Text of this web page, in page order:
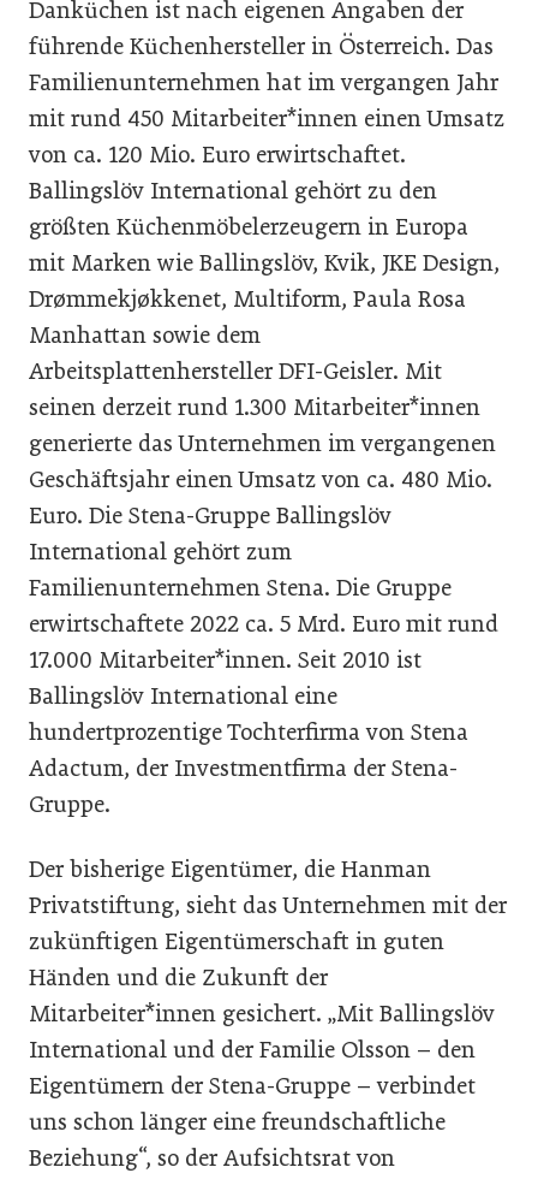
Danküchen ist nach eigenen Angaben der
führende Küchenhersteller in Österreich. Das
Familienunternehmen hat im vergangen Jahr
mit rund 450 Mitarbeiter*innen einen Umsatz
von ca. 120 Mio. Euro erwirtschaftet.
Ballingslöv International gehört zu den
größten Küchenmöbelerzeugern in Europa
mit Marken wie Ballingslöv, Kvik, JKE Design,
Drømmekjøkkenet, Multiform, Paula Rosa
Manhattan sowie dem
Arbeitsplattenhersteller DFI-Geisler. Mit
seinen derzeit rund 1.300 Mitarbeiter*innen
generierte das Unternehmen im vergangenen
Geschäftsjahr einen Umsatz von ca. 480 Mio.
Euro. Die Stena-Gruppe Ballingslöv
International gehört zum
Familienunternehmen Stena. Die Gruppe
erwirtschaftete 2022 ca. 5 Mrd. Euro mit rund
17.000 Mitarbeiter*innen. Seit 2010 ist
Ballingslöv International eine
hundertprozentige Tochterfirma von Stena
Adactum, der Investmentfirma der Stena-
Gruppe.
Der bisherige Eigentümer, die Hanman
Privatstiftung, sieht das Unternehmen mit der
zukünftigen Eigentümerschaft in guten
Händen und die Zukunft der
Mitarbeiter*innen gesichert. „Mit Ballingslöv
International und der Familie Olsson – den
Eigentümern der Stena-Gruppe – verbindet
uns schon länger eine freundschaftliche
Beziehung“, so der Aufsichtsrat von